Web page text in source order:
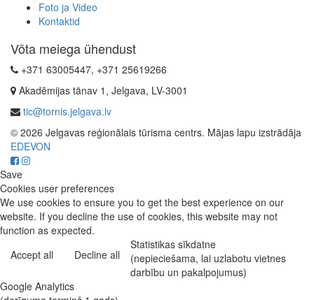
Foto ja Video
Kontaktid
Võta meiega ühendust
+371 63005447, +371 25619266
Akadēmijas tänav 1, Jelgava, LV-3001
tic@tornis.jelgava.lv
© 2026 Jelgavas reģionālais tūrisma centrs. Mājas lapu izstrādāja
EDEVON
Save
Cookies user preferences
We use cookies to ensure you to get the best experience on our
website. If you decline the use of cookies, this website may not
function as expected.
Accept all
Decline all
Statistikas sīkdatne
(nepieciešama, lai uzlabotu vietnes
darbību un pakalpojumus)
Google Analytics